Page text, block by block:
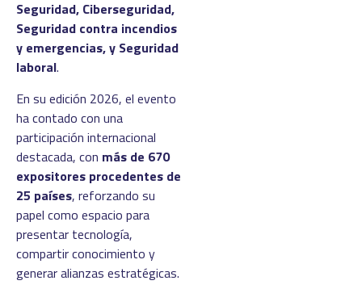
Seguridad, Ciberseguridad,
Seguridad contra incendios
y emergencias, y Seguridad
laboral.
En su edición 2026, el evento
ha contado con una
participación internacional
destacada, con más de 670
expositores procedentes de
25 países, reforzando su
papel como espacio para
presentar tecnología,
compartir conocimiento y
generar alianzas estratégicas.